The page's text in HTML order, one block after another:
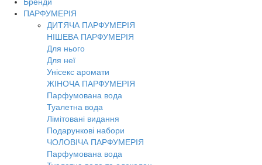
ПАРФУМЕРІЯ
ДИТЯЧА ПАРФУМЕРІЯ
НІШЕВА ПАРФУМЕРІЯ
Для нього
Для неї
Унісекс аромати
ЖІНОЧА ПАРФУМЕРІЯ
Парфумована вода
Туалетна вода
Лімітовані видання
Подарункові набори
ЧОЛОВІЧА ПАРФУМЕРІЯ
Парфумована вода